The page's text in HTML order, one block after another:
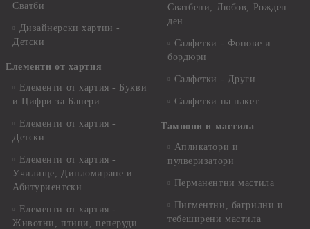
Сватби
Дизайнерски хартии -
Детски
Елементи от хартия
Елементи от хартия - Букви
и Цифри за Банери
Елементи от хартия -
Детски
Елементи от хартия -
Училище, Дипломиране и
Абитуриентски
Елементи от хартия -
Животни, птици, пеперуди
Сватбени, Любов, Рожден
ден
Салфетки - Фонове и
бордюри
Салфетки - Други
Салфетки на пакет
Тампони и мастила
Апликатори и
пулверизатори
Перманентни мастила
Пигментни, багрилни и
тебеширени мастила